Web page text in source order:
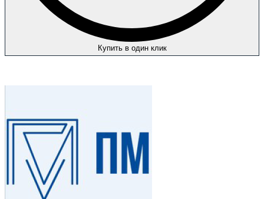
Купить в один клик